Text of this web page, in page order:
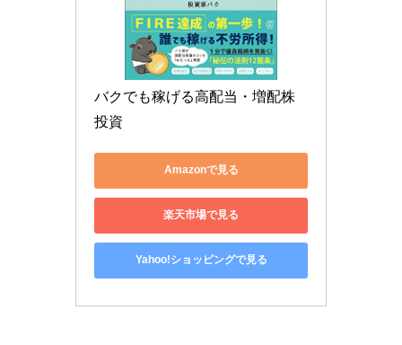
バクでも稼げる高配当・増配株
投資
Amazonで見る
楽天市場で見る
Yahoo!ショッピングで見る